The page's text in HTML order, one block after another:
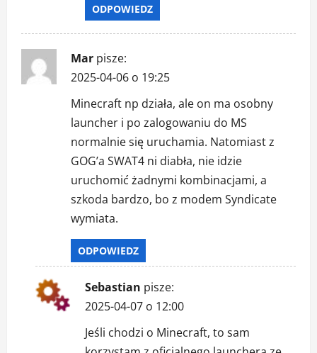
ODPOWIEDZ
Mar pisze:
2025-04-06 o 19:25
Minecraft np działa, ale on ma osobny
launcher i po zalogowaniu do MS
normalnie się uruchamia. Natomiast z
GOG’a SWAT4 ni diabła, nie idzie
uruchomić żadnymi kombinacjami, a
szkoda bardzo, bo z modem Syndicate
wymiata.
ODPOWIEDZ
Sebastian pisze:
2025-04-07 o 12:00
Jeśli chodzi o Minecraft, to sam